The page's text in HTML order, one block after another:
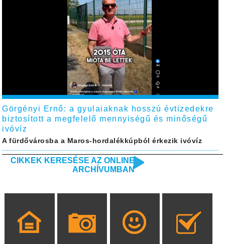
Görgényi Ernő: a gyulaiaknak hosszú évtizedekre
biztosított a megfelelő mennyiségű és minőségű
ivóvíz
A fürdővárosba a Maros-hordalékkúpból érkezik ivóvíz
CIKKEK KERESÉSE AZ ONLINE
ARCHÍVUMBAN